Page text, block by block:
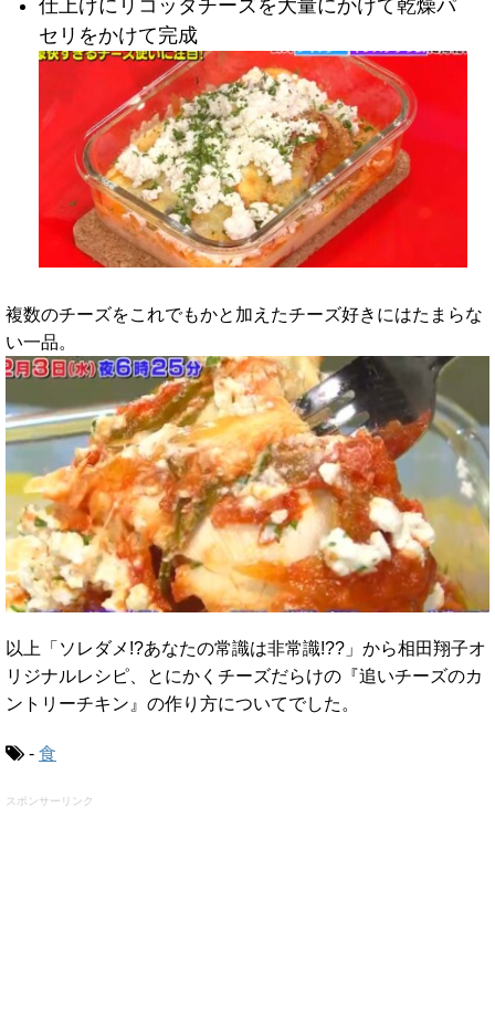
仕上げにリコッタチーズを大量にかけて乾燥パ
セリをかけて完成
複数のチーズをこれでもかと加えたチーズ好きにはたまらな
い一品。
以上「ソレダメ!?あなたの常識は非常識!??」から相田翔子オ
リジナルレシピ、とにかくチーズだらけの『追いチーズのカ
ントリーチキン』の作り方についてでした。
- 食
スポンサーリンク